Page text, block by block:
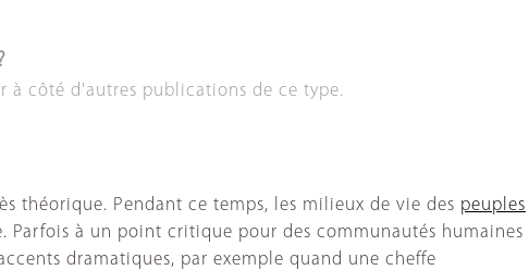
à côté d'autres publications de ce type.
théorique. Pendant ce temps, les milieux de vie des peuples
Parfois à un point critique pour des communautés humaines
dramatiques, par exemple quand une cheffe